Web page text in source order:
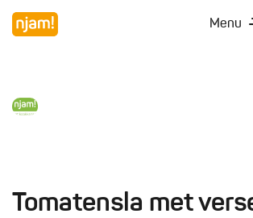
Menu
Tomatensla met